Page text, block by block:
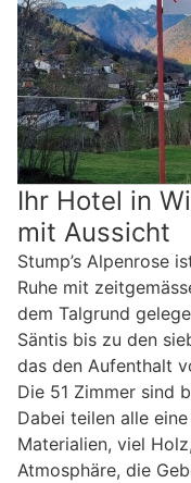
Ihr Hotel in
mit Aussicht
Stump’s Alpenrose
Ruhe mit
dem Talgrund
Säntis bis zu den
das den Aufenthalt
Die 51 Zimmer sind
Dabei teilen alle
Materialien, viel
Atmosphäre, die